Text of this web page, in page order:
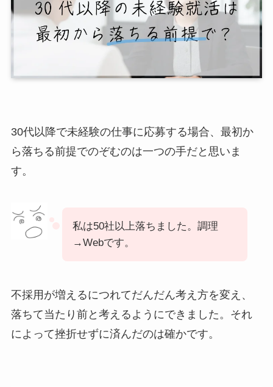
30代以降で未経験の仕事に応募する場合、最初か
ら落ちる前提でのぞむのは一つの手だと思いま
す。
私は50社以上落ちました。調理
→Webです。
不採用が増えるにつれてだんだん考え方を変え、
落ちて当たり前と考えるようにできました。それ
によって挫折せずに済んだのは確かです。